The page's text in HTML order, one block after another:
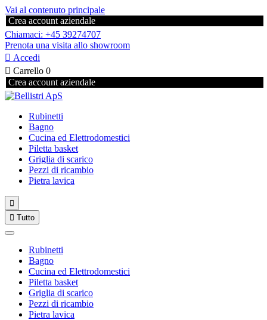
Vai al contenuto principale
Crea account aziendale
Chiamaci: +45 39274707
Prenota una visita allo showroom
 Accedi
 Carrello 0
Crea account aziendale
Rubinetti
Bagno
Cucina ed Elettrodomestici
Piletta basket
Griglia di scarico
Pezzi di ricambio
Pietra lavica

 Tutto
Rubinetti
Bagno
Cucina ed Elettrodomestici
Piletta basket
Griglia di scarico
Pezzi di ricambio
Pietra lavica